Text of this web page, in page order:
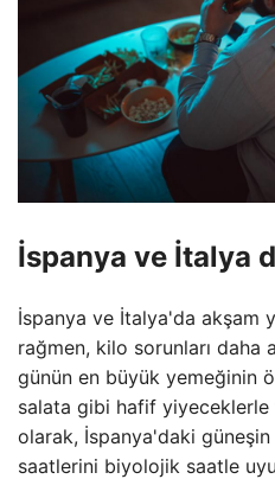
İspanya ve İtalya
İspanya ve İtalya'da akşam
rağmen, kilo sorunları daha
günün en büyük yemeğinin
salata gibi hafif yiyeceklerle
olarak, İspanya'daki güneşin
saatlerini biyolojik saatle